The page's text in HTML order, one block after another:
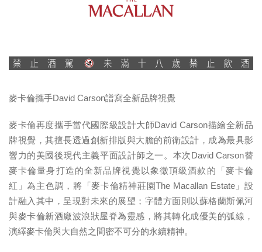
麥卡倫攜手David Carson譜寫全新品牌視覺
麥卡倫再度攜手當代國際級設計大師David Carson描繪全新品
牌視覺，其擅長透過創新排版與大膽的前衛設計，成為最具影
響力的美國後現代主義平面設計師之一。本次David Carson替
麥卡倫量身打造的全新品牌視覺以象徵頂級酒款的「麥卡倫
紅」為主色調， 將「麥卡倫精神莊園The Macallan Estate」設
計融入其中， 呈現對未來的展望；字體方面則以蘇格蘭斯佩河
與麥卡倫新酒廠波浪狀屋脊為靈感，將其轉化成優美的弧線，
演繹麥卡倫與大自然之間密不可分的永續精神。